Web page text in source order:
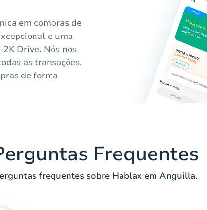
em compras de
e uma
Drive. Nós nos
as transações,
de forma
Frequentes
frequentes sobre Hablax em Anguilla.